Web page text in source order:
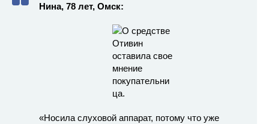
Нина, 78 лет, Омск:
«Носила слуховой аппарат, потому что уже